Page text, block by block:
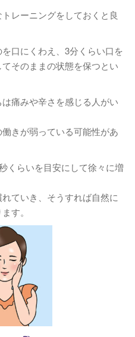
レーニングをしておくと良
口にくわえ、3分くらい口を
そのままの状態を保つとい
痛みや辛さを感じる人がい
きが弱っている可能性があ
くらいを目安にして徐々に増
ていき、そうすれば自然に
す。